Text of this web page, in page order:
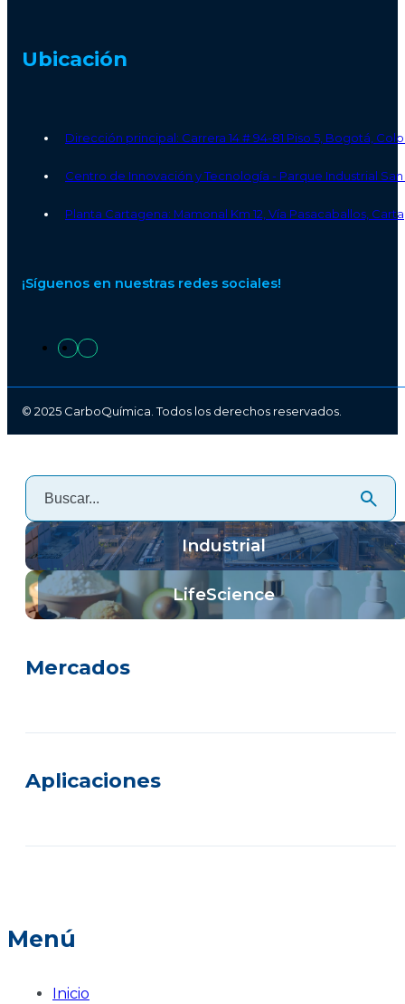
Ubicación
Dirección principal: Carrera 14 # 94-81 Piso 5, Bogotá,
Centro de Innovación y Tecnología - Parque Industrial
Planta Cartagena: Mamonal Km 12, Vía Pasacaballos,
¡Síguenos en nuestras redes sociales!
© 2025 CarboQuímica. Todos los derechos reservados.
Industrial
LifeScience
Mercados
Aplicaciones
Menú
Inicio